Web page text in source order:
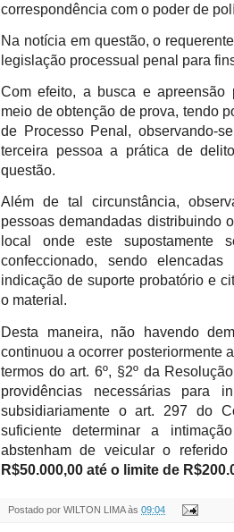
correspondência com o poder de
Na notícia em questão, o
legislação processual penal para
Com efeito, a busca e apreensão
meio de obtenção de prova, tendo
de Processo Penal, observando-
terceira pessoa a prática de
questão.
Além de tal circunstância,
pessoas demandadas distribuindo
local onde este supostamente
confeccionado, sendo
indicação de suporte probatório e
o material.
Desta maneira, não havendo
continuou a ocorrer posteriormente
termos do art. 6º, §2º da
providências necessárias para
subsidiariamente o art. 297 do
suficiente determinar a
abstenham de veicular o referido
R$50.000,00 até o limite de
Postado por WILTON LIMA às 09:04